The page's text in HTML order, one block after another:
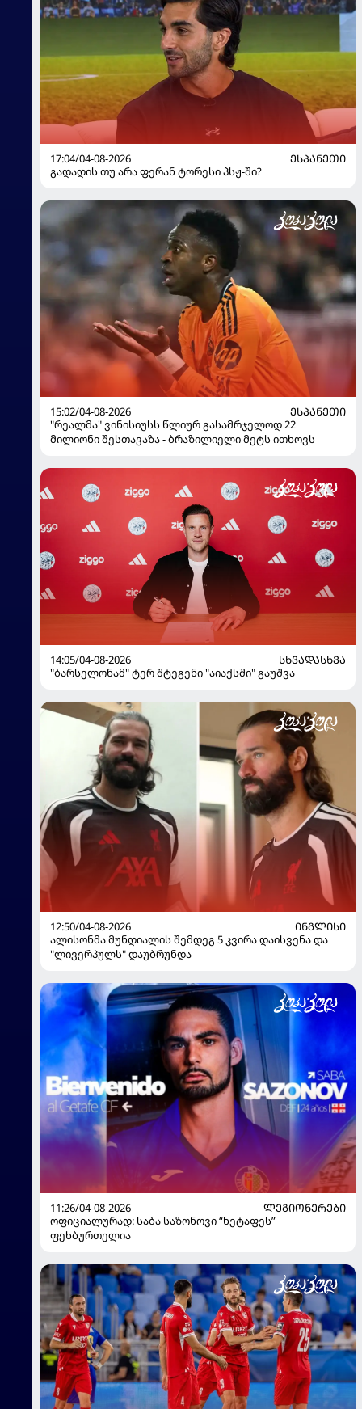
17:04/04-08-2026
ᲔᲡᲞᲐᲜᲔᲗᲘ
გადადის თუ არა ფერან ტორესი პსჟ-ში?
15:02/04-08-2026
ᲔᲡᲞᲐᲜᲔᲗᲘ
"რეალმა" ვინისიუსს წლიურ გასამრჯელოდ 22
მილიონი შესთავაზა - ბრაზილიელი მეტს ითხოვს
14:05/04-08-2026
ᲡᲮᲕᲐᲓᲐᲡᲮᲕᲐ
"ბარსელონამ" ტერ შტეგენი "აიაქსში" გაუშვა
12:50/04-08-2026
ᲘᲜᲒᲚᲘᲡᲘ
ალისონმა მუნდიალის შემდეგ 5 კვირა დაისვენა და
"ლივერპულს" დაუბრუნდა
11:26/04-08-2026
ᲚᲔᲒᲘᲝᲜᲔᲠᲔᲑᲘ
ოფიციალურად: საბა საზონოვი “ხეტაფეს”
ფეხბურთელია